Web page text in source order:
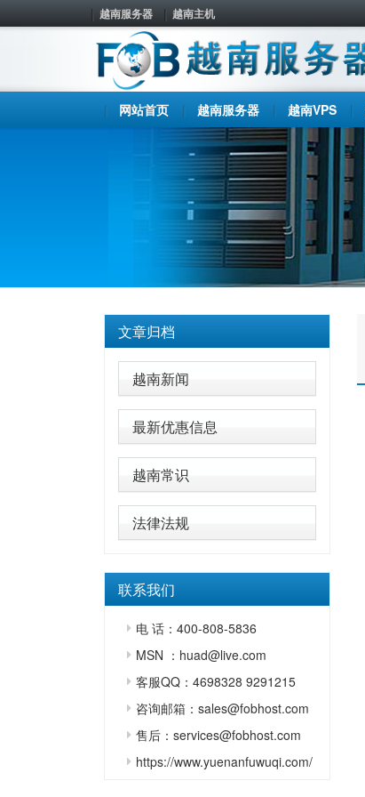
越南服务器 越南主机
网站首页 越南服务器 越南VPS
文章归档
越南新闻
最新优惠信息
越南常识
法律法规
联系我们
电 话：400-808-5836
MSN ：huad@live.com
客服QQ：4698328 9291215
咨询邮箱：sales@fobhost.com
售后：services@fobhost.com
https://www.yuenanfuwuqi.com/